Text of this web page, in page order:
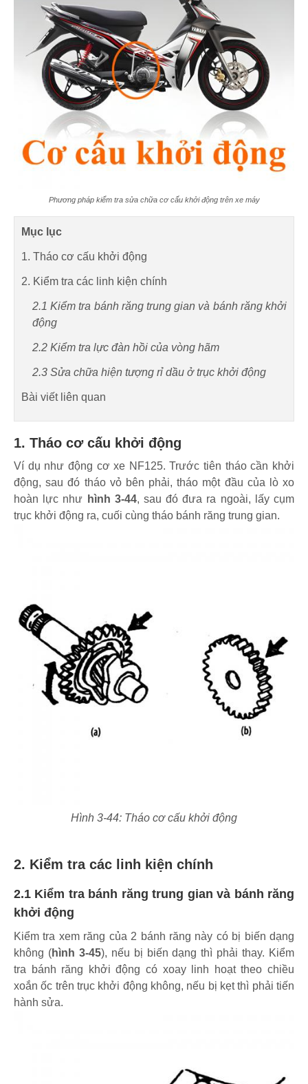
Phương pháp kiểm tra sửa chữa cơ cấu khởi động trên xe máy
Mục lục
1. Tháo cơ cấu khởi động
2. Kiểm tra các linh kiện chính
2.1 Kiểm tra bánh răng trung gian và bánh răng khởi
động
2.2 Kiểm tra lực đàn hồi của vòng hãm
2.3 Sửa chữa hiện tượng rỉ dầu ở trục khởi động
Bài viết liên quan
1. Tháo cơ cấu khởi động
Ví dụ như động cơ xe NF125. Trước tiên tháo cần khởi
động, sau đó tháo vỏ bên phải, tháo một đầu của lò xo
hoàn lực như hình 3-44, sau đó đưa ra ngoài, lấy cụm
trục khởi động ra, cuối cùng tháo bánh răng trung gian.
Hình 3-44: Tháo cơ cấu khởi động
2. Kiểm tra các linh kiện chính
2.1 Kiểm tra bánh răng trung gian và bánh răng
khởi động
Kiểm tra xem răng của 2 bánh răng này có bị biến dạng
không (hình 3-45), nếu bị biến dạng thì phải thay. Kiểm
tra bánh răng khởi động có xoay linh hoạt theo chiều
xoắn ốc trên trục khởi động không, nếu bị kẹt thì phải tiến
hành sửa.